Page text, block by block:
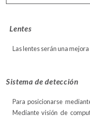
Lentes
Las lentes serán una
Sistema de detección
Para posicionarse
Mediante visión de